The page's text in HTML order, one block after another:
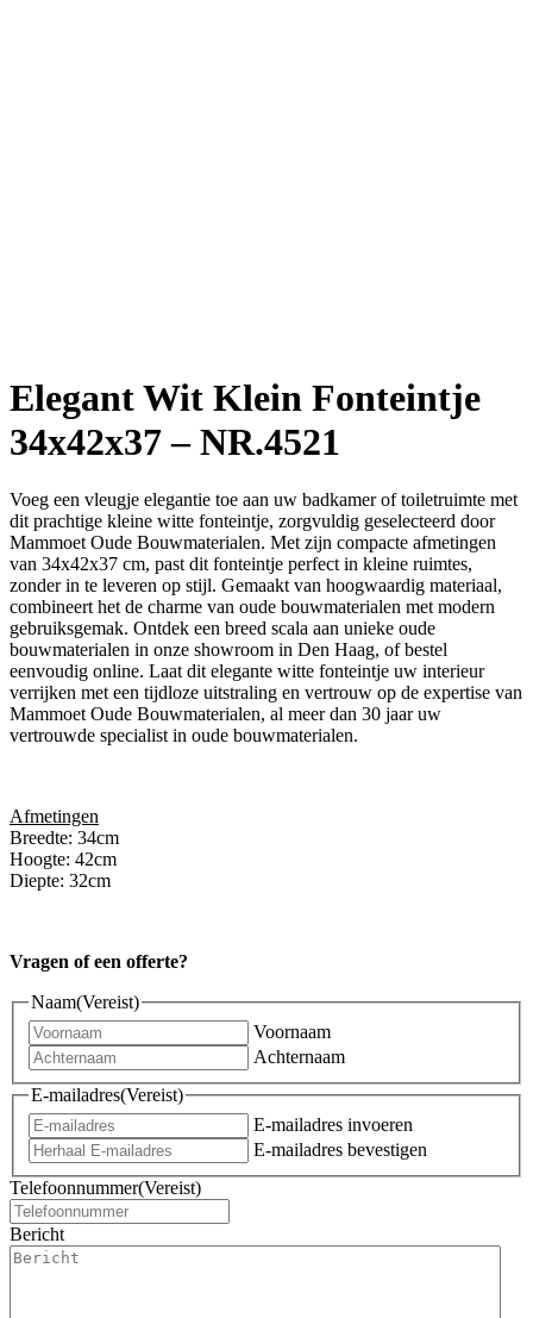
Elegant Wit Klein Fonteintje
34x42x37 – NR.4521
Voeg een vleugje elegantie toe aan uw badkamer of toiletruimte met
dit prachtige kleine witte fonteintje, zorgvuldig geselecteerd door
Mammoet Oude Bouwmaterialen. Met zijn compacte afmetingen
van 34x42x37 cm, past dit fonteintje perfect in kleine ruimtes,
zonder in te leveren op stijl. Gemaakt van hoogwaardig materiaal,
combineert het de charme van oude bouwmaterialen met modern
gebruiksgemak. Ontdek een breed scala aan unieke oude
bouwmaterialen in onze showroom in Den Haag, of bestel
eenvoudig online. Laat dit elegante witte fonteintje uw interieur
verrijken met een tijdloze uitstraling en vertrouw op de expertise van
Mammoet Oude Bouwmaterialen, al meer dan 30 jaar uw
vertrouwde specialist in oude bouwmaterialen.
Afmetingen
Breedte: 34cm
Hoogte: 42cm
Diepte: 32cm
Vragen of een offerte?
Naam(Vereist)
Voornaam
Achternaam
E-mailadres(Vereist)
E-mailadres invoeren
E-mailadres bevestigen
Telefoonnummer(Vereist)
Bericht